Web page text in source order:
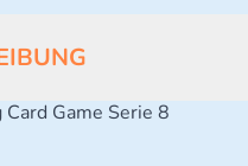
Game Serie 8